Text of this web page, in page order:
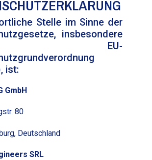
Stelle im Sinne der
insbesondere
EU-
ist:
GmbH
80
Deutsch­land
SRL